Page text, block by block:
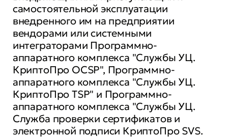
самостоятельной эксплуатации
внедренного им на предприятии
вендорами или системными
интеграторами Программно-
аппаратного комплекса "Службы УЦ.
КриптоПро OCSP", Программно-
аппаратного комплекса "Службы УЦ.
КриптоПро TSP" и Программно-
аппаратного комплекса "Службы УЦ.
Служба проверки сертификатов и
электронной подписи КриптоПро SVS.